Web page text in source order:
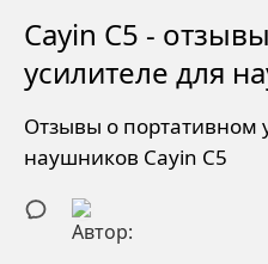
Cayin C5 -
усилителе для
Отзывы о портативном
наушников Cayin C5